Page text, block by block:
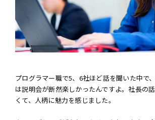
プログラマー職で5、6社ほど話を聞いた中で
は説明会が断然楽しかったんですよ。社長の
くて、人柄に魅力を感じました。